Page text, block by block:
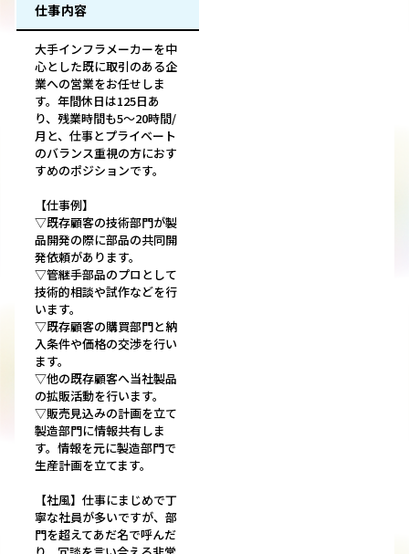
仕事内容
大手インフラメーカーを中
心とした既に取引のある企
業への営業をお任せしま
す。年間休日は125日あ
り、残業時間も5～20時間/
月と、仕事とプライベート
のバランス重視の方におす
すめのポジションです。
【仕事例】
▽既存顧客の技術部門が製
品開発の際に部品の共同開
発依頼があります。
▽管継手部品のプロとして
技術的相談や試作などを行
います。
▽既存顧客の購買部門と納
入条件や価格の交渉を行い
ます。
▽他の既存顧客へ当社製品
の拡販活動を行います。
▽販売見込みの計画を立て
製造部門に情報共有しま
す。情報を元に製造部門で
生産計画を立てます。
【社風】仕事にまじめで丁
寧な社員が多いですが、部
門を超えてあだ名で呼んだ